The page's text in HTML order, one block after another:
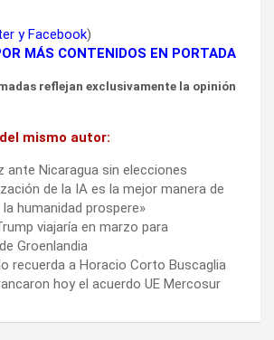
yFacebook)
MÁS CONTENIDOS EN PORTADA
reflejan exclusivamente la opinión
mismo autor:
ante Nicaragua sin elecciones
de la IA es la mejor manera de
humanidad prospere»
viajaría en marzo para
Groenlandia
recuerda a Horacio Corto Buscaglia
hoy el acuerdo UE Mercosur